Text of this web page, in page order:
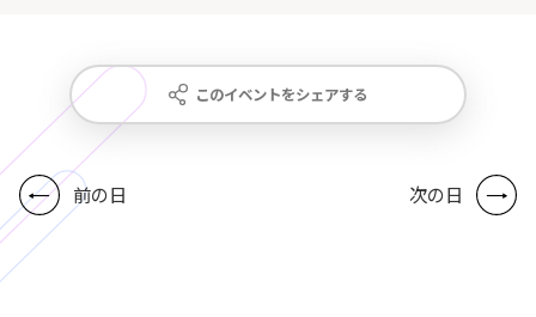
このイベントをシェアする
前の日 次の日